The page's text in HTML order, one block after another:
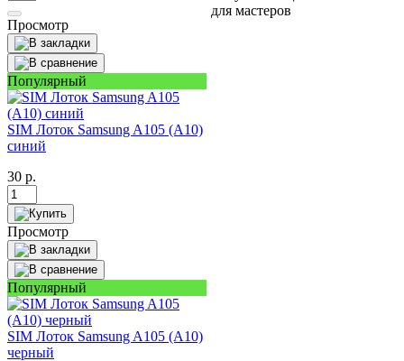
Просмотр
Популярный
SIM Лоток Samsung A105 (A10)
синий
30 р.
Просмотр
Популярный
SIM Лоток Samsung A105 (A10)
черный
для мастеров